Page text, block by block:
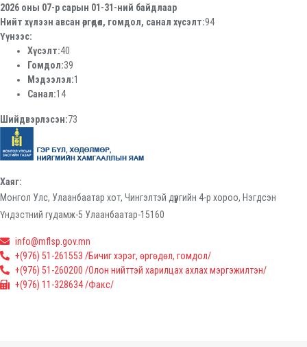
2026 оны 07-р сарын 01-31-ний байдлаар
Нийт хүлээн авсан өргөдөл, гомдол, санал хүсэлт:94
Үүнээс:
Хүсэлт:40
Гомдол:39
Мэдээлэл:1
Санал:14
Шийдвэрлэсэн:73
Хаяг:
Монгол Улс, Улаанбаатар хот, Чингэлтэй дүүргийн 4-р хороо, Нэгдсэн
Үндэстний гудамж-5 Улаанбаатар-15160
info@mflsp.gov.mn
+(976) 51-261553 /Бичиг хэрэг, өргөдөл, гомдол/
+(976) 51-260200 /Олон нийттэй харилцах ахлах мэргэжилтэн/
+(976) 11-328634 /Факс/